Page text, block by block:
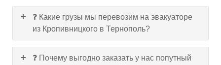
❓ Какие грузы мы перевозим на эвакуаторе
из Кропивницкого в Тернополь?
❓ Почему выгодно заказать у нас попутный